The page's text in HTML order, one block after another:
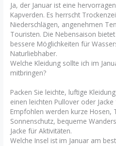
Ja, der Januar ist eine
Kapverden. Es herrscht
Niederschlägen, angenehmen
Touristen. Die Nebensaison
bessere Möglichkeiten für
Naturliebhaber.
Welche Kleidung sollte ich im
mitbringen?
Packen Sie leichte, luftige
einen leichten Pullover oder
Empfohlen werden kurze Hosen,
Sonnenschutz, bequeme
Jacke für Aktivitäten.
Welche Insel ist im Januar am